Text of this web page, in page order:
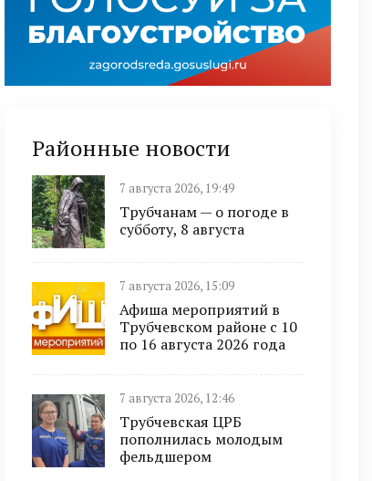
Районные новости
7 августа 2026, 19:49
Трубчанам — о погоде в
субботу, 8 августа
7 августа 2026, 15:09
Афиша мероприятий в
Трубчевском районе с 10
по 16 августа 2026 года
7 августа 2026, 12:46
Трубчевская ЦРБ
пополнилась молодым
фельдшером